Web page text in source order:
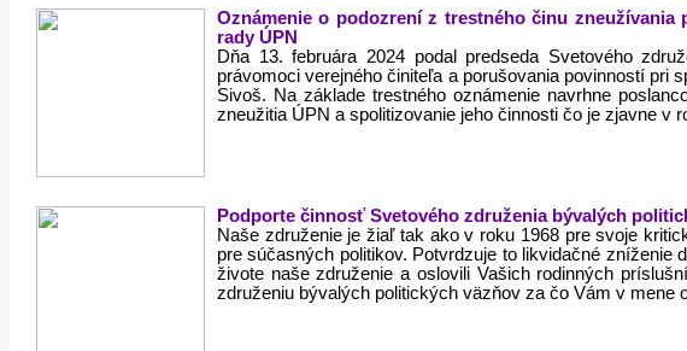
Oznámenie o podozrení z trestného činu
rady ÚPN
Dňa 13. februára 2024 podal predseda Svetového
právomoci verejného činiteľa a porušovania povinností pri
Sivoš. Na základe trestného oznámenie navrhne
zneužitia ÚPN a spolitizovanie jeho činnosti čo je zjavne v
Podporte činnosť Svetového združenia bývalých
Naše združenie je žiaľ tak ako v roku 1968 pre svoje
pre súčasných politikov. Potvrdzuje to likvidačné
živote naše združenie a oslovili Vašich rodinných
združeniu bývalých politických väzňov za čo Vám v mene